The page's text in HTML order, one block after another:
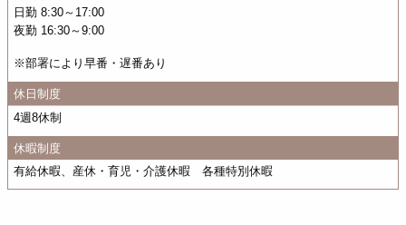
日勤 8:30～17:00
夜勤 16:30～9:00
※部署により早番・遅番あり
休日制度
4週8休制
休暇制度
有給休暇、産休・育児・介護休暇 各種特別休暇